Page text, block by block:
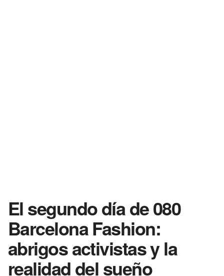
El segundo día de 080
Barcelona Fashion:
abrigos activistas y la
realidad del sueño